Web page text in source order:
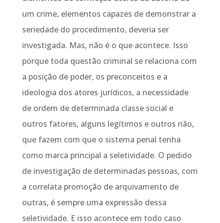
um crime, elementos capazes de demonstrar a
seriedade do procedimento, deveria ser
investigada. Mas, não é o que acontece. Isso
porque toda questão criminal se relaciona com
a posição de poder, os preconceitos e a
ideologia dos atores jurídicos, a necessidade
de ordem de determinada classe social e
outros fatores, alguns legítimos e outros não,
que fazem com que o sistema penal tenha
como marca principal a seletividade. O pedido
de investigação de determinadas pessoas, com
a correlata promoção de arquivamento de
outras, é sempre uma expressão dessa
seletividade. E isso acontece em todo caso